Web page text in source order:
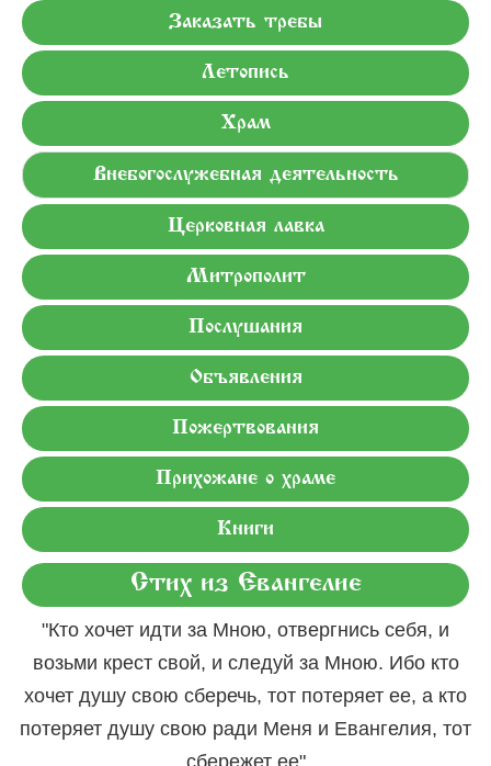
Заказать требы
Летопись
Храм
Внебогослужебная деятельность
Церковная лавка
Митрополит
Послушания
Объявления
Пожертвования
Прихожане о храме
Книги
Стих из Евангелие
"Кто хочет идти за Мною, отвергнись себя, и
возьми крест свой, и следуй за Мною. Ибо кто
хочет душу свою сберечь, тот потеряет ее, а кто
потеряет душу свою ради Меня и Евангелия, тот